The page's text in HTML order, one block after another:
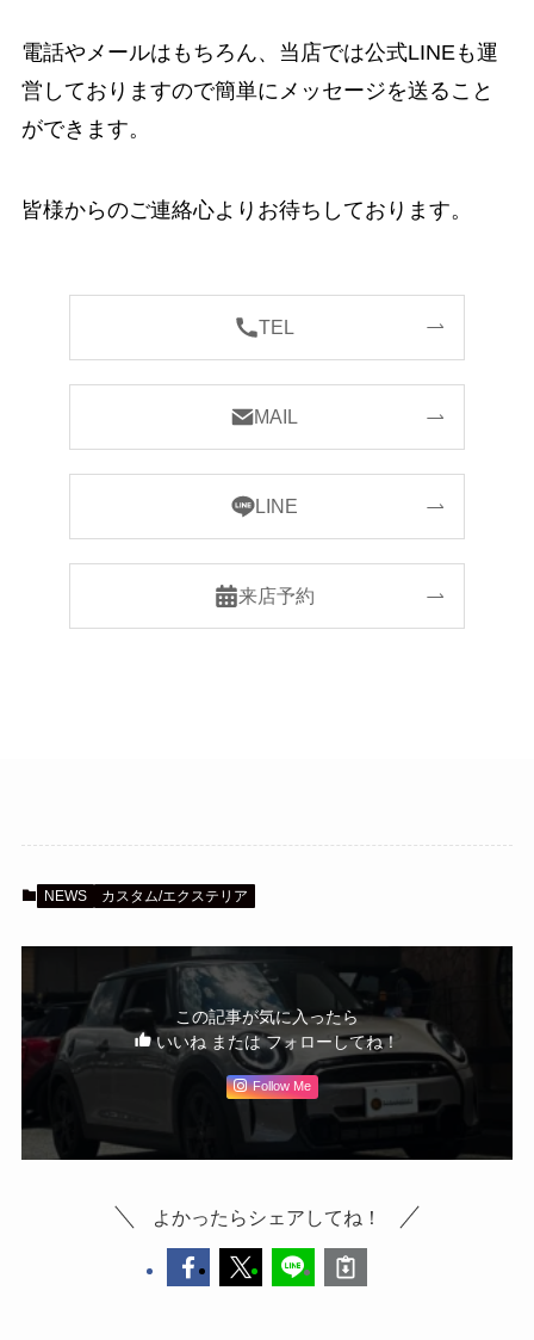
電話やメールはもちろん、当店では公式LINEも運
営しておりますので簡単にメッセージを送ること
ができます。
皆様からのご連絡心よりお待ちしております。
TEL
MAIL
LINE
来店予約
NEWS カスタム/エクステリア
この記事が気に入ったら
いいね または フォローしてね！
Follow Me
よかったらシェアしてね！